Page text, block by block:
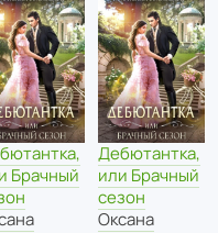
Брачный
Дебютантка,
или Брачный
сезон
Оксана